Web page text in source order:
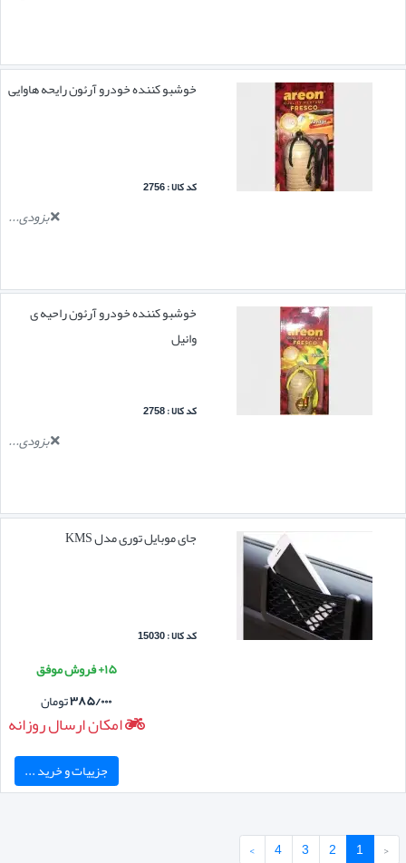
خوشبو کننده خودرو آرئون رایحه هاوایی
کد کالا : 2756
بزودی...
خوشبو کننده خودرو آرئون راحیه ی
وانیل
کد کالا : 2758
بزودی...
جای موبایل توری مدل KMS
کد کالا : 15030
۱۵+ فروش موفق
۳۸۵/۰۰۰تومان
امکان ارسال روزانه
جزییات و خرید ...
‹
1
2
3
4
›